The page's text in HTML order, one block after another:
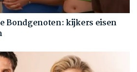
Bondgenoten: kijkers eisen